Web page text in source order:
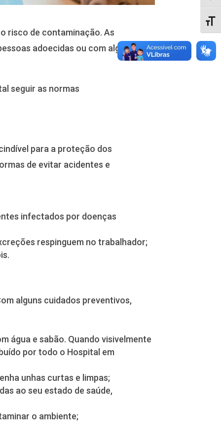
risco de contaminação. As
adoecidas ou com algum tipo
seguir as normas
para a proteção dos
de evitar acidentes e
infectados por doenças
respinguem no trabalhador;
alguns cuidados preventivos,
água e sabão. Quando visivelmente
por todo o Hospital em
unhas curtas e limpas;
ao seu estado de saúde,
o ambiente;